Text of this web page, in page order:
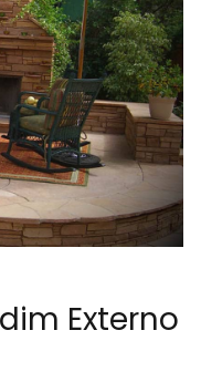
Externo